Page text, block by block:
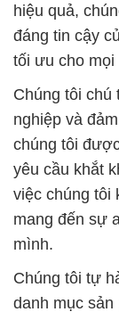
nghiệp và
chúng tôi
yêu cầu khắt
việc chúng tôi
mang đến sự
mình.
Chúng tôi tự
danh mục
phản hồi
từ khách
không ngừng
dịch vụ.